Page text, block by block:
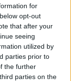
for
opt-out
that after your
seeing
utilized by
parties prior to
the further
parties on the
nem?
#8